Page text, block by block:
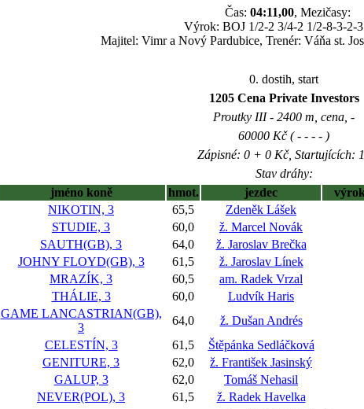
Čas: 04:11,00, Mezičasy:
Výrok: BOJ 1/2-2 3/4-2 1/2-8-3-2-
Majitel: Vimr a Nový Pardubice, Trenér: Váňa st.
0. dostih, start
1205 Cena Private Investors
Proutky III - 2400 m, cena, -
60000 Kč ( - - - - )
Zápisné: 0 + 0 Kč, Startujících:
Stav dráhy:
jméno koně hmot. jezdec výrok
NIKOTIN, 3 65,5 Zdeněk Lášek
STUDIE, 3 60,0 ž. Marcel Novák
SAUTH(GB), 3 64,0 ž. Jaroslav Brečka
JOHNY FLOYD(GB), 3 61,5 ž. Jaroslav Línek
MRAZÍK, 3 60,5 am. Radek Vrzal
THÁLIE, 3 60,0 Ludvík Haris
GAME LANCASTRIAN(GB),
3
64,0 ž. Dušan Andrés
CELESTÍN, 3 61,5 Štěpánka Sedláčková
GENITURE, 3 62,0 ž. František Jasinský
GALUP, 3 62,0 Tomáš Nehasil
NEVER(POL), 3 61,5 ž. Radek Havelka